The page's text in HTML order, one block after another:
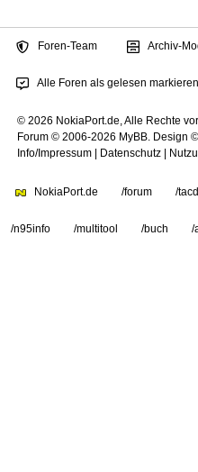
Foren-Team Archiv-
Alle Foren als gelesen markieren
© 2026 NokiaPort.de,Alle Rechte
Forum © 2006-2026 MyBB. Design
Info/Impressum
Datenschutz
NokiaPort.de /forum /
/n95info /multitool /buch /